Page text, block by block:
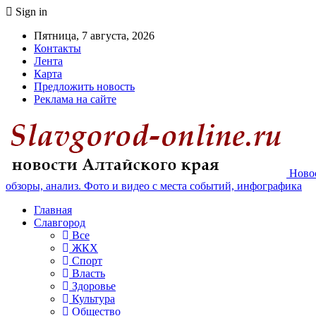
Sign in
Пятница, 7 августа, 2026
Контакты
Лента
Карта
Предложить новость
Реклама на сайте
обзоры, анализ. Фото и видео с места событий, инфографика
Главная
Славгород
Все
ЖКХ
Спорт
Власть
Здоровье
Культура
Общество